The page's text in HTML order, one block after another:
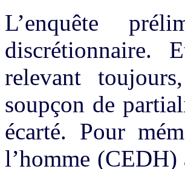
L’enquête
discrétionnaire.
relevant
soupçon de
écarté. Pour
l’homme (CEDH)